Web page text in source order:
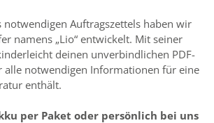
notwendigen Auftragszettels haben wir
namens „Lio“ entwickelt. Mit seiner
deinen unverbindlichen PDF-
alle notwendigen Informationen für eine
enthält.
per Paket oder persönlich bei uns